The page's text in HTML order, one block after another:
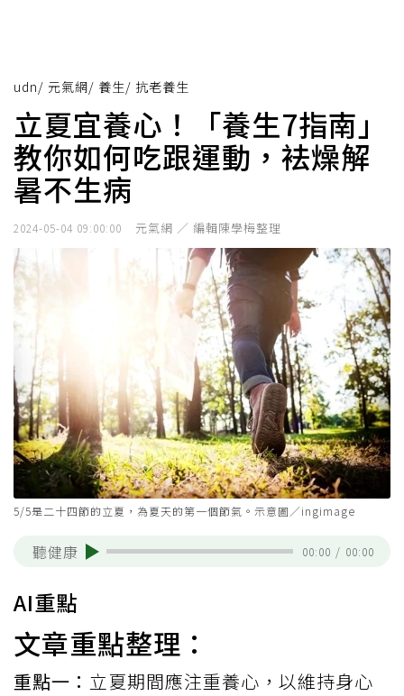
udn/ 元氣網/ 養生/ 抗老養生
立夏宜養心！「養生7指南」
教你如何吃跟運動，袪燥解
暑不生病
2024-05-04 09:00:00 元氣網 ／ 編輯陳學梅整理
5/5是二十四節的立夏，為夏天的第一個節氣。示意圖／ingimage
聽健康 00:00 / 00:00
AI重點
文章重點整理：
重點一： 立夏期間應注重養心，以維持身心